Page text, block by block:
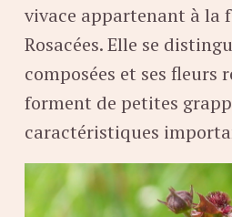
vivace appartenant à la
Rosacées. Elle se
composées et ses fleurs
forment de petites
caractéristiques